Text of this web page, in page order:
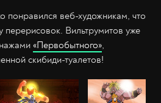
понравился веб-художникам, что
перерисовок. Вильтрумитов уже
«Первобытного»,
скибиди-туалетов!